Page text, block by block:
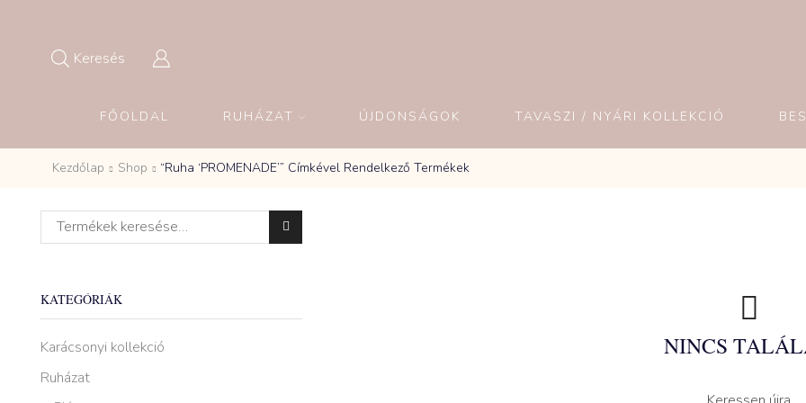
Keresés
FŐOLDAL RUHÁZAT ÚJDONSÁGOK TAVASZI / NYÁRI KOLLEKCIÓ
Kezdőlap Shop “Ruha ‘PROMENADE’” Címkével Rendelkező Termékek
NINCS
Keresés a következőre:
KATEGÓRIÁK
Karácsonyi kollekció
Ruházat